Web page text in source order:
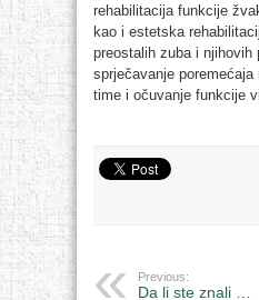
rehabilitacija funkcije
kao i estetska
preostalih zuba i njihovih
sprječavanje
time i očuvanje funkcije
Previous:
Da li ste znali …